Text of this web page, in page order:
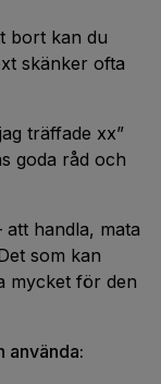
bort kan du
skänker ofta
träffade xx”
goda råd och
handla, mata
som kan
mycket för den
använda: